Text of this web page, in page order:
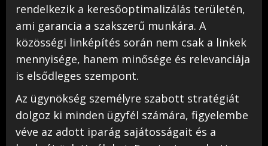
rendelkezik a keresőoptimalizálás területén,
ami garancia a szakszerű munkára. A
közösségi linképítés során nem csak a linkek
mennyisége, hanem minősége és relevanciája
is elsődleges szempont.
Az ügynökség személyre szabott stratégiát
dolgoz ki minden ügyfél számára, figyelembe
véve az adott iparág sajátosságait és a